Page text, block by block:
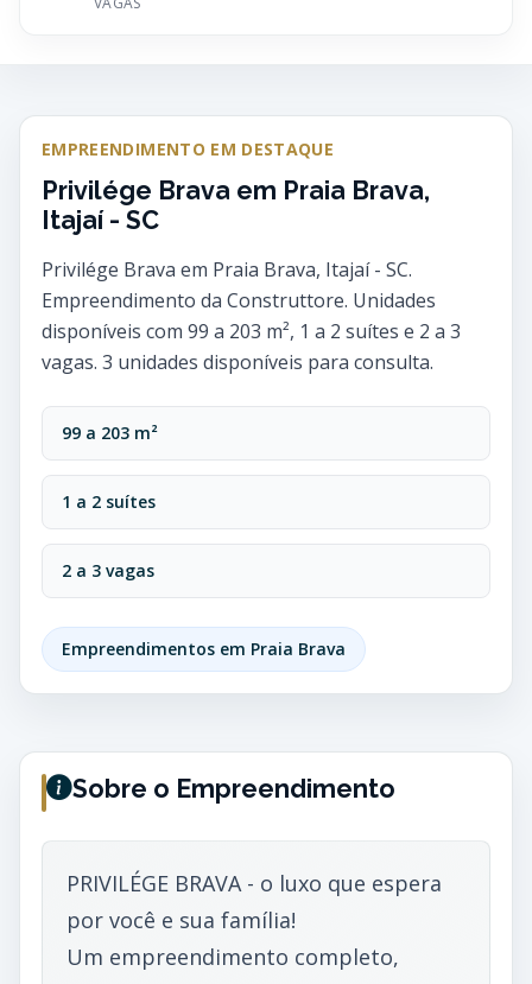
EMPREENDIMENTO EM DESTAQUE
Privilége Brava em Praia Brava,
Itajaí - SC
Privilége Brava em Praia Brava, Itajaí - SC.
Empreendimento da Construttore. Unidades
disponíveis com 99 a 203 m², 1 a 2 suítes e 2 a 3
vagas. 3 unidades disponíveis para consulta.
99 a 203 m²
1 a 2 suítes
2 a 3 vagas
Empreendimentos em Praia Brava
Sobre o Empreendimento
PRIVILÉGE BRAVA - o luxo que espera
por você e sua família!
Um empreendimento completo,